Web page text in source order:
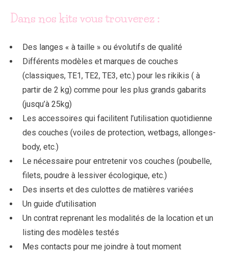
Dans nos kits vous trouverez :
Des langes « à taille » ou évolutifs de qualité
Différents modèles et marques de couches
(classiques, TE1, TE2, TE3, etc.) pour les rikikis ( à
partir de 2 kg) comme pour les plus grands gabarits
(jusqu’à 25kg)
Les accessoires qui facilitent l’utilisation quotidienne
des couches (voiles de protection, wetbags, allonges-
body, etc.)
Le nécessaire pour entretenir vos couches (poubelle,
filets, poudre à lessiver écologique, etc.)
Des inserts et des culottes de matières variées
Un guide d’utilisation
Un contrat reprenant les modalités de la location et un
listing des modèles testés
Mes contacts pour me joindre à tout moment